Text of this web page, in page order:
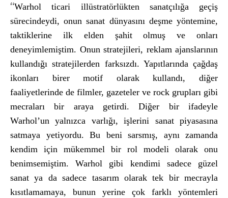
“Warhol ticari illüstratörlükten sanatçılığa geçiş
sürecindeydi, onun sanat dünyasını deşme yöntemine,
taktiklerine ilk elden şahit olmuş ve onları
deneyimlemiştim. Onun stratejileri, reklam ajanslarının
kullandığı stratejilerden farksızdı. Yapıtlarında çağdaş
ikonları birer motif olarak kullandı, diğer
faaliyetlerinde de filmler, gazeteler ve rock grupları gibi
mecraları bir araya getirdi. Diğer bir ifadeyle
Warhol’un yalnızca varlığı, işlerini sanat piyasasına
satmaya yetiyordu. Bu beni sarsmış, aynı zamanda
kendim için mükemmel bir rol modeli olarak onu
benimsemiştim. Warhol gibi kendimi sadece güzel
sanat ya da sadece tasarım olarak tek bir mecrayla
kısıtlamamaya, bunun yerine çok farklı yöntemleri